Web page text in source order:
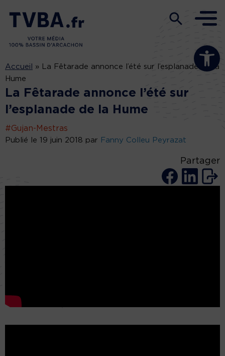
Ouvrir la
Accueil »
La Fêtarade annonce l’été sur l’esplanade de la
Hume
La Fêtarade annonce l’été sur
l’esplanade de la Hume
#Gujan-Mestras
Publié le 19 juin 2018 par Fanny Colleu Peyrazat
Partager